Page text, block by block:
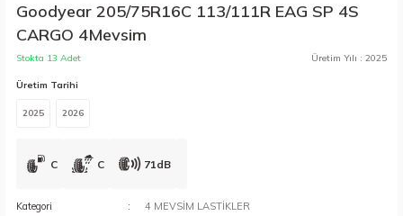
Goodyear 205/75R16C 113/111R EAG SP 4S
CARGO 4Mevsim
Stokta 13 Adet Üretim Yılı : 2025
Üretim Tarihi
2025 2026
C C 71dB
Kategori
4 MEVSİM LASTİKLER